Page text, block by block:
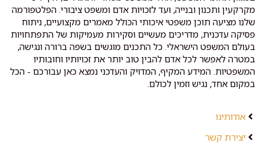
מקרקעין ותכנון ובנייה, ועד לזכויות אדם ומשפט ציבורי. הפלטפורמה
שלנו מציעה תוכן משפטי איכותי הכולל מאמרים מקצועיים, ניתוח
פסיקה עדכנית, מדריכים מעשיים וסקירות מעמיקות של התפתחויות
בעולם המשפט הישראלי. כל התכנים מוגשים בשפה ברורה ונגישה,
במטרה לאפשר לכל אדם להבין טוב יותר את זכויותיו וחובותיו
המשפטיות. המידע המקיף, המדויק והעדכני נמצא כאן עבורכם - הכל
במקום אחד, נגיש וזמין לכולם.
אודותינו
יצירת קשר